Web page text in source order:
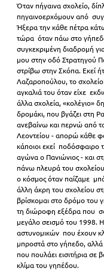
Όταν πήγαινα σχολείο,
πηγαινοερχόμουν από
Ήξερα την κάθε πέτρα
τώρα  όταν πάω στο
συγκεκριμένη διαδρομή
μου στην οδό Στρατηγού
στρίβω στην Σκόπα. Εκεί
Λαζαροπούλου, το
αγκαλιά του όταν είχε
άλλα σχολεία, «κολέγιο»
δρομάκι, που βγάζει στη
ανεβαίνω και περνώ από
Λεοντείου - απορώ κάθε
κάποιοι εκεί  ποδόσφαιρο
αγώνα ο Πανιώνιος - και
πάνω πλευρά του
ο κόσμος όταν παίζαμε
άλλη άκρη του σχολείου
βρίσκομαι στο δρόμο του
τη διώροφη εξέδρα που
μεγάλο σεισμό του 1998.
αστυνομικών  που έχουν
μπροστά στο γήπεδο, αλλά
που πουλάει εισιτήρια σε
κλίμα του γηπέδου.